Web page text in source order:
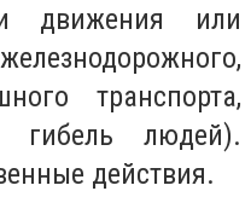
движения или
транспорта,
гибель людей).
действия.